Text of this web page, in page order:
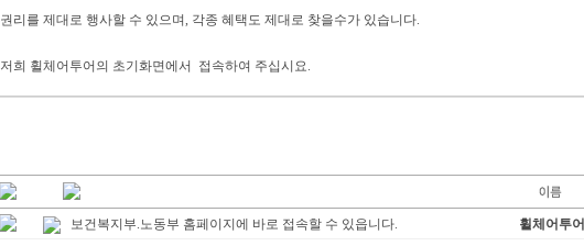
권리를 제대로 행사할 수 있으며, 각종 혜택도 제대로 찾을수가 있습니다.
저희 휠체어투어의 초기화면에서 접속하여 주십시요.
보건복지부.노동부 홈페이지에 바로 접속할 수 있읍니다. 휠체어투어